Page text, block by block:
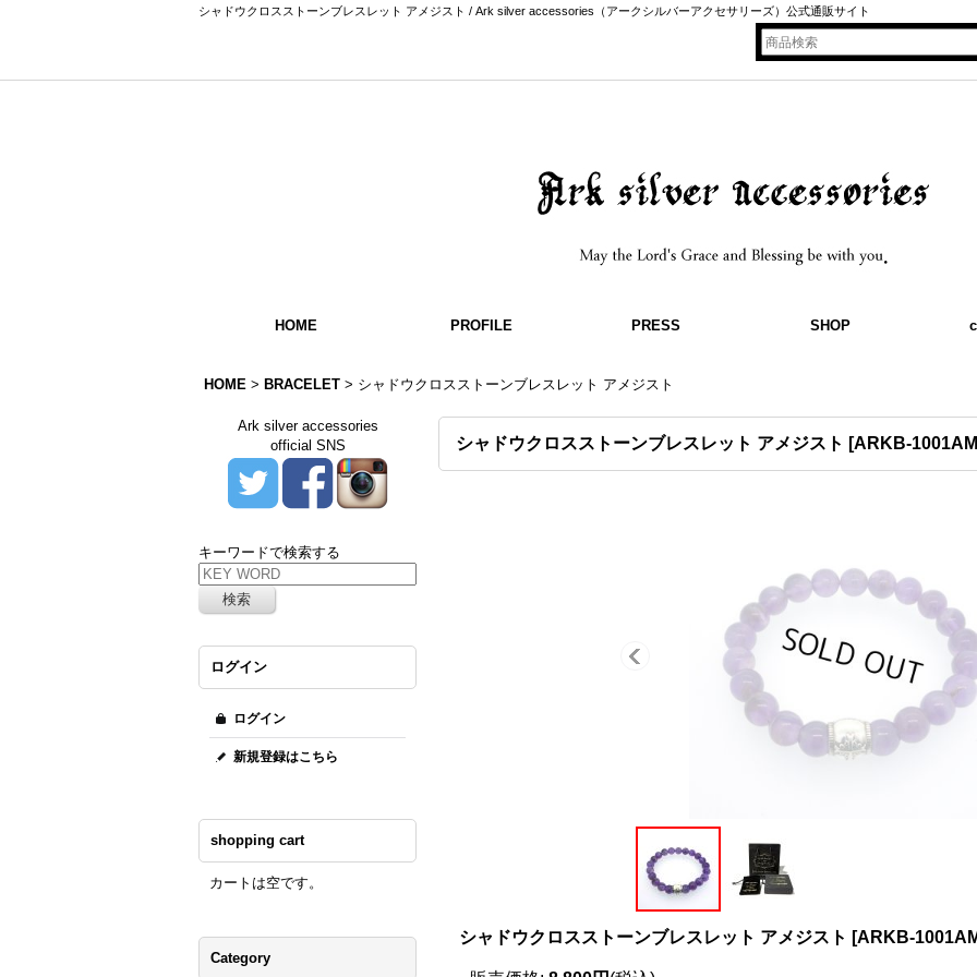
シャドウクロスストーンブレスレット アメジスト / Ark silver accessories（アークシルバーアクセサリーズ）公式通販サイト
HOME PROFILE PRESS SHOP
HOME > BRACELET > シャドウクロスストーンブレスレット アメジスト
Ark silver accessories
official SNS
キーワードで検索する
ログイン
ログイン
新規登録はこちら
shopping cart
カートは空です。
Category
シャドウクロスストーンブレスレット アメジスト [ARKB-1001AM
シャドウクロスストーンブレスレット アメジスト [ARKB-